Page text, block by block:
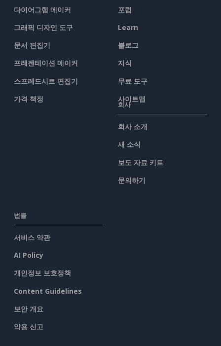
다이어그램 메이커
그래픽 디자인 도구
문서 편집기
프레젠테이션 메이커
스프레드시트 편집기
가격 책정
포럼
Learn
블로그
지식
무료 도구
사이트맵
회사
회사 소개
새 소식
보도 자료 키트
문의하기
법률
서비스 약관
AI Policy
개인정보 보호정책
Content Guidelines
보안 개요
악용 신고